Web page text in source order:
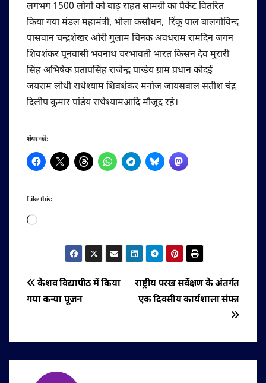
लगभग 1500 लोगों को बाढ़ राहत सामग्री का पैकेट वितरित
किया गया मंडल महामंत्री, भोला कसौधन, रिंकू पाल बालगोविन्द
पासवान चन्द्रशेखर ओरी गुलाम चिनक अवधराम रामदिन जगन
शिवशंकर पूनवासी भवनाथ चरभावती भारत किसन देव मुरारी
सिंह अभिषेक प्रतापसिंह राजेन्द्र पान्डेय ग्राम प्रधान कोदई
जयराम लोधी राधेश्याम शिवशंकर मनोज जायसवाल सतीश चंद्र
दिलीप कुमार पांडेय राधेश्यामआदि मौजूद रहे।
शेयर करें:
Like this:
Loading…
पोस्ट
नेविगेशन
राष्ट्रीय परख सर्वेक्षण के अंतर्गत
एक दिवसीय कार्यशाला संपन्न
केशव विद्यापीठ में किया
गया कन्या पूजन